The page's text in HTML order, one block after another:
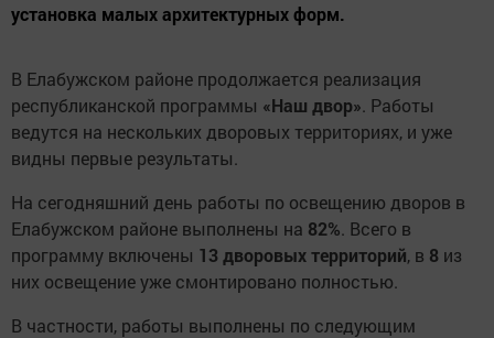
установка малых архитектурных форм.
В Елабужском районе продолжается реализация
республиканской программы «Наш двор». Работы
ведутся на нескольких дворовых территориях, и уже
видны первые результаты.
На сегодняшний день работы по освещению дворов в
Елабужском районе выполнены на 82%. Всего в
программу включены 13 дворовых территорий, в 8 из
них освещение уже смонтировано полностью.
В частности, работы выполнены по следующим